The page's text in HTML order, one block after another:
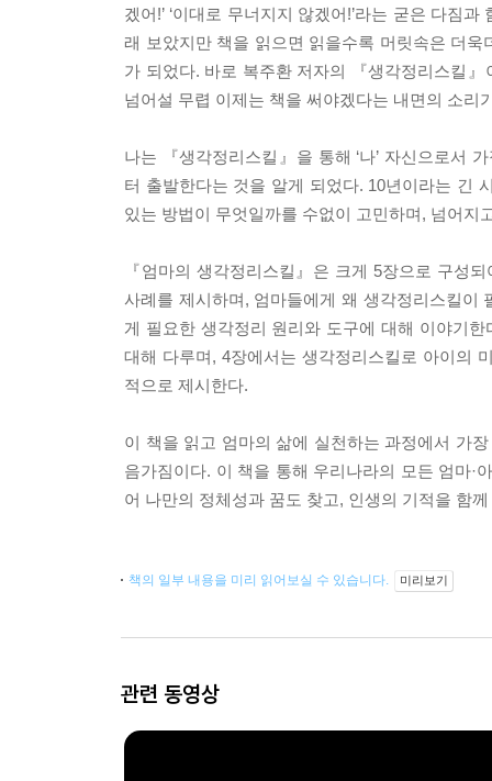
겠어!’ ‘이대로 무너지지 않겠어!’라는 굳은 다짐
래 보았지만 책을 읽으면 읽을수록 머릿속은 더
가 되었다. 바로 복주환 저자의 『생각정리스킬
넘어설 무렵 이제는 책을 써야겠다는 내면의 소
나는 『생각정리스킬』을 통해 ‘나’ 자신으로서
터 출발한다는 것을 알게 되었다. 10년이라는 긴
있는 방법이 무엇일까를 수없이 고민하며, 넘어지
『엄마의 생각정리스킬』은 크게 5장으로 구성
사례를 제시하며, 엄마들에게 왜 생각정리스킬이
게 필요한 생각정리 원리와 도구에 대해 이야기
대해 다루며, 4장에서는 생각정리스킬로 아이의
적으로 제시한다.
이 책을 읽고 엄마의 삶에 실천하는 과정에서 가장
음가짐이다. 이 책을 통해 우리나라의 모든 엄마·
어 나만의 정체성과 꿈도 찾고, 인생의 기적을 함
책의 일부 내용을 미리 읽어보실 수 있습니다. 미리보기
관련 동영상